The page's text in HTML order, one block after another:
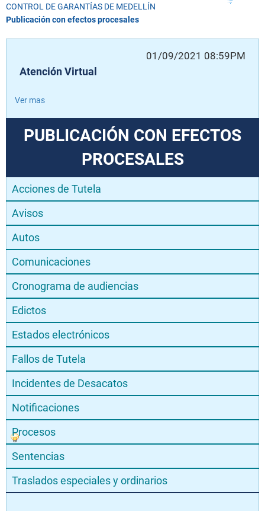
CONTROL DE GARANTÍAS DE MEDELLÍN
Publicación con efectos procesales
01/09/2021 08:59PM
Atención Virtual
Ver mas
PUBLICACIÓN CON EFECTOS
PROCESALES
Acciones de Tutela
Avisos
Autos
Comunicaciones
Cronograma de audiencias
Edictos
Estados electrónicos
Fallos de Tutela
Incidentes de Desacatos
Notificaciones
Procesos
Sentencias
Traslados especiales y ordinarios